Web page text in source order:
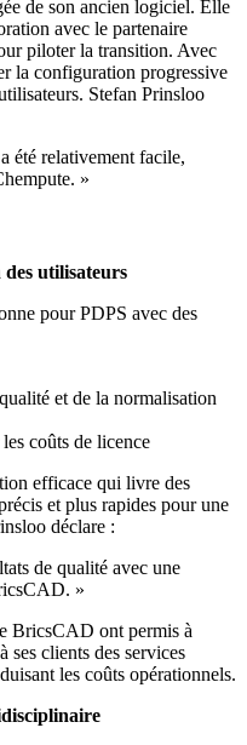
de son ancien logiciel. Elle
avec le partenaire
piloter la transition. Avec
la configuration progressive
Stefan Prinsloo
été relativement facile,
»
utilisateurs
pour PDPS avec des
et de la normalisation
coûts de licence
efficace qui livre des
et plus rapides pour une
déclare :
de qualité avec une
»
BricsCAD ont permis à
clients des services
les coûts opérationnels.